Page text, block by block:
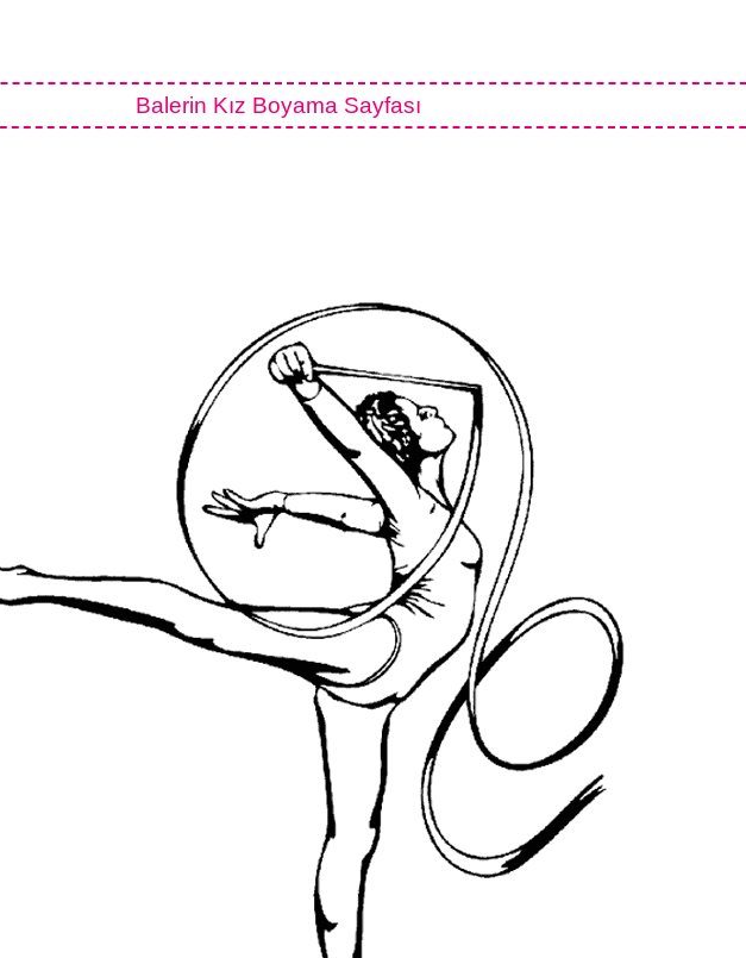
Balerin Kız Boyama Sayfası